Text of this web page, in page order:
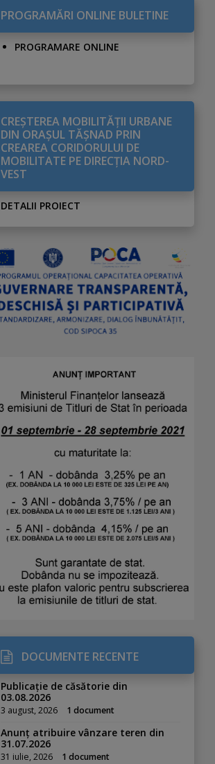
PROGRAMĂRI ONLINE BULETINE
PROGRAMARE ONLINE
CREŞTEREA MOBILITĂŢII URBANE
DIN ORAŞUL TĂŞNAD PRIN
CREAREA CORIDORULUI DE
MOBILITATE PE DIRECŢIA NORD-
VEST
DETALII PROIECT
DOCUMENTE RECENTE
Publicație de căsătorie din
03.08.2026
3 august, 2026 1 document
Anunț atribuire vânzare teren din
31.07.2026
31 iulie, 2026 1 document